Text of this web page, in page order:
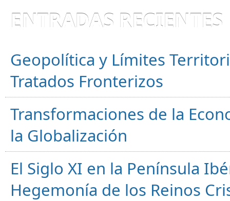
ENTRADAS RECIENTES
Geopolítica y Límites
Tratados Fronterizos
Transformaciones de la
la Globalización
El Siglo XI en la Península
Hegemonía de los Reinos